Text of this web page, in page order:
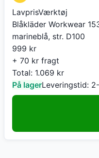
LavprisVærktøj
Blåkläder Workwear
marineblå, str. D100
999 kr
+ 70 kr fragt
Total: 1.069 kr
På lagerLeveringstid: